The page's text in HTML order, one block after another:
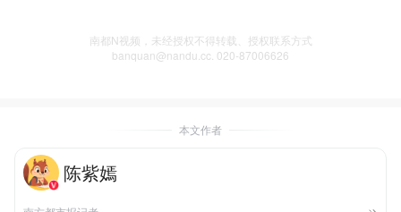
南都N视频，未经授权不得转载、授权联系方式
banquan@nandu.cc. 020-87006626
本文作者
陈紫嫣